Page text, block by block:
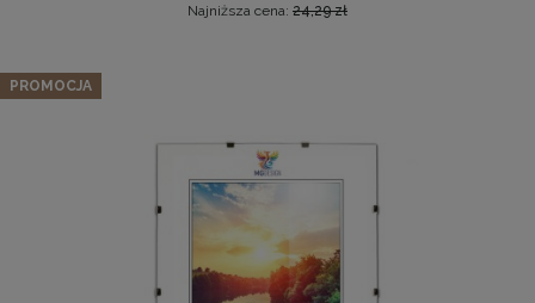
Najniższa cena: 24,29 zł
PROMOCJA